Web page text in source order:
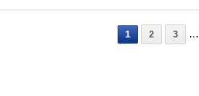
1 2 3 …